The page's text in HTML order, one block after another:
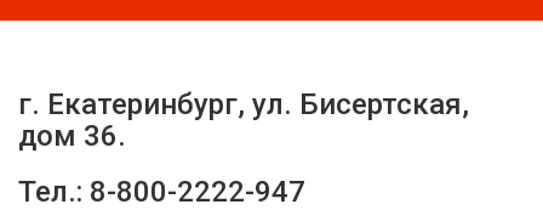
г. Екатеринбург, ул. Бисертская,
дом 36.
Тел.: 8-800-2222-947